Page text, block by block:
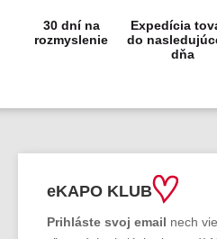
30 dní na
rozmyslenie
Expedícia
do
dňa
eKAPO KLUB
Prihláste svoj email nech